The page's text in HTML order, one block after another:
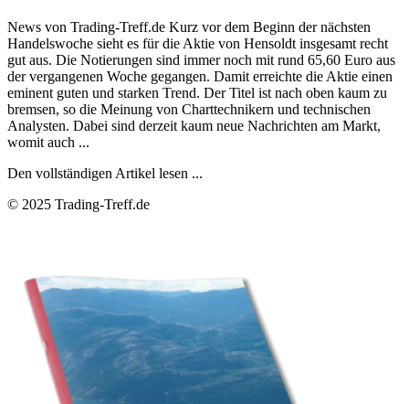
News von Trading-Treff.de Kurz vor dem Beginn der nächsten
Handelswoche sieht es für die Aktie von Hensoldt insgesamt recht
gut aus. Die Notierungen sind immer noch mit rund 65,60 Euro aus
der vergangenen Woche gegangen. Damit erreichte die Aktie einen
eminent guten und starken Trend. Der Titel ist nach oben kaum zu
bremsen, so die Meinung von Charttechnikern und technischen
Analysten. Dabei sind derzeit kaum neue Nachrichten am Markt,
womit auch ...
Den vollständigen Artikel lesen ...
© 2025 Trading-Treff.de